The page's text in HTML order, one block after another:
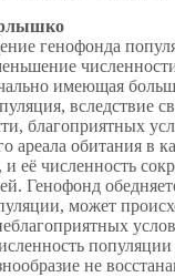
генофонда
имеющая
вследствие
благоприятных
ареала обитания в
её численность
Генофонд
может
популяции
не